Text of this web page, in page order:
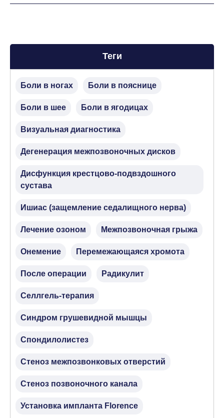
Теги
Боли в ногах Боли в пояснице
Боли в шее Боли в ягодицах
Визуальная диагностика
Дегенерация межпозвоночных дисков
Дисфункция крестцово-подвздошного
сустава
Ишиас (защемление седалищного нерва)
Лечение озоном Межпозвоночная грыжа
Онемение Перемежающаяся хромота
После операции Радикулит
Селлгель-терапия
Синдром грушевидной мышцы
Спондилолистез
Стеноз межпозвонковых отверстий
Стеноз позвоночного канала
Установка импланта Florence